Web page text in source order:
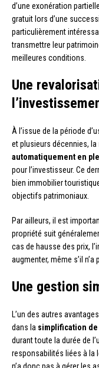
d’une exonération
gratuit lors d’une
particulièrement
transmettre leur
meilleures conditions.
Une
À l’issue de la période
et plusieurs décennies, la
automatiquement en
pour l’investisseur. Ce
bien immobilier
objectifs patrimoniaux.
Par ailleurs, il est
propriété suit
cas de hausse des prix,
augmenter, même s’il
Une gestion
L’un des autres
dans la simplification
durant toute la durée de
responsabilités liées à la